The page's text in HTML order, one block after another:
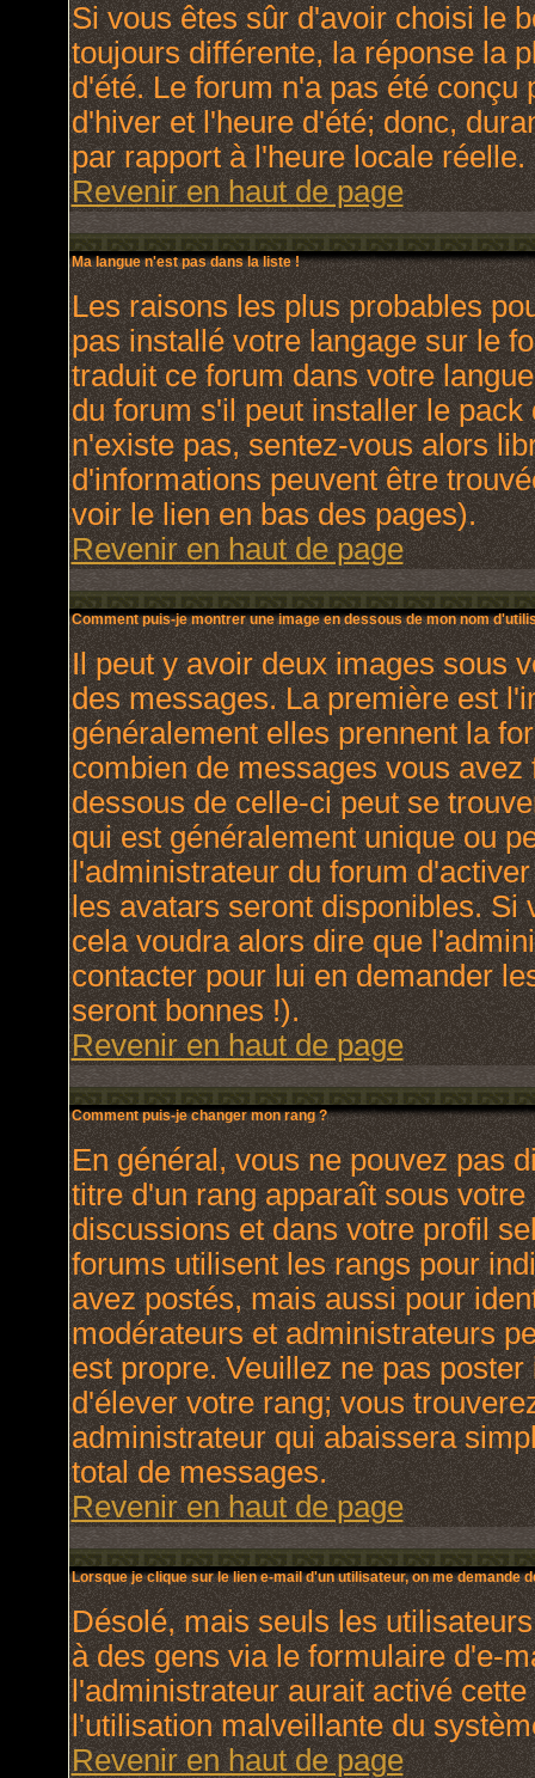
Si vous êtes sûr d'avoir choisi le
toujours différente, la réponse la
d'été. Le forum n'a pas été
d'hiver et l'heure d'été; donc,
par rapport à l'heure locale réelle.
Revenir en haut de page
Ma langue n'est pas dans la liste !
Les raisons les plus probables
pas installé votre langage sur le
traduit ce forum dans votre
du forum s'il peut installer le
n'existe pas, sentez-vous alors
d'informations peuvent être
voir le lien en bas des pages).
Revenir en haut de page
Comment puis-je montrer une image en dessous de mon nom
Il peut y avoir deux images sous
des messages. La première est
généralement elles prennent la
combien de messages vous
dessous de celle-ci peut se
qui est généralement unique ou
l'administrateur du forum
les avatars seront disponibles. Si
cela voudra alors dire que
contacter pour lui en demander
seront bonnes !).
Revenir en haut de page
Comment puis-je changer mon rang ?
En général, vous ne pouvez pas
titre d'un rang apparaît sous
discussions et dans votre profil
forums utilisent les rangs pour
avez postés, mais aussi pour
modérateurs et administrateurs
est propre. Veuillez ne pas
d'élever votre rang; vous
administrateur qui abaissera
total de messages.
Revenir en haut de page
Lorsque je clique sur le lien e-mail d'un utilisateur, on me demande
Désolé, mais seuls les
à des gens via le formulaire d'e-
l'administrateur aurait activé
l'utilisation malveillante du
Revenir en haut de page